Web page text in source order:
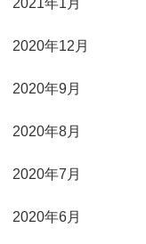
2020年12月
2020年9月
2020年8月
2020年7月
2020年6月